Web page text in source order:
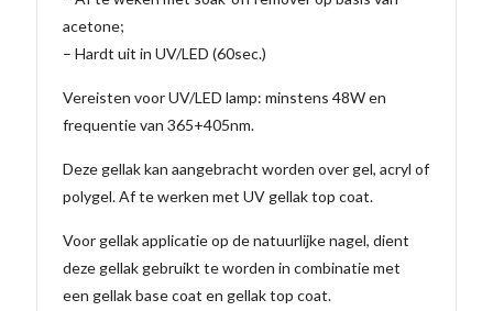
acetone;
– Hardt uit in UV/LED (60sec.)
Vereisten voor UV/LED lamp: minstens 48W en
frequentie van 365+405nm.
Deze gellak kan aangebracht worden over gel, acryl of
polygel. Af te werken met UV gellak top coat.
Voor gellak applicatie op de natuurlijke nagel, dient
deze gellak gebruikt te worden in combinatie met
een gellak base coat en gellak top coat.